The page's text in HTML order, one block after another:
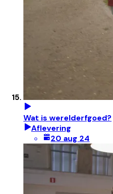
Wat is werelderfgoed?
Aflevering
20 aug 24